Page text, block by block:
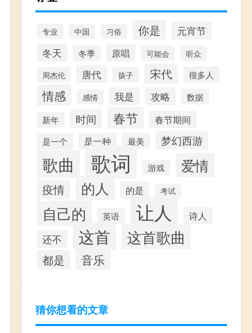
专业 中国 习俗 你是
元宵节
冬天
冬季 原唱 可能会
听众
周杰伦
唐代 孩子 宋代 很多人
情感 感情 我是 攻略 数据
新年 时间 春节 春节期间
是一个 是一种 最美 梦幻西游
歌曲 歌词 游戏 爱情
疫情 的人 的是 考试
自己的 英语 让人 诗人
还不 这首 这首歌曲
都是 音乐
猜你想看的文章